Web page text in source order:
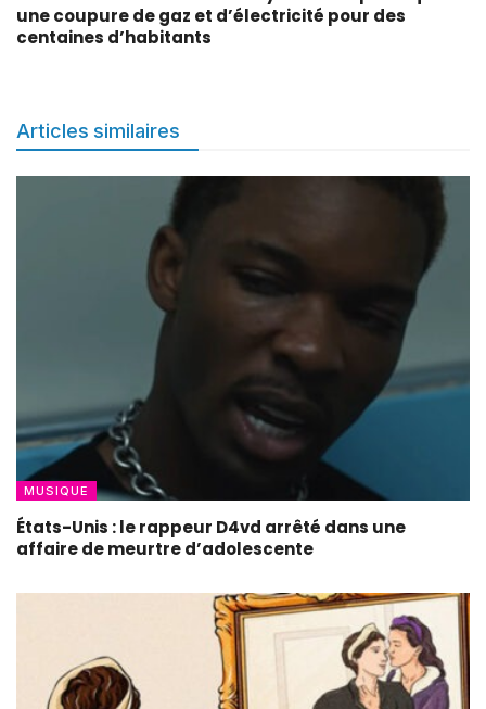
une coupure de gaz et d’électricité pour des
centaines d’habitants
Articles similaires
MUSIQUE
États-Unis : le rappeur D4vd arrêté dans une
affaire de meurtre d’adolescente